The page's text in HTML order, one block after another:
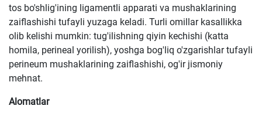
tos bo'shlig'ining ligamentli apparati va mushaklarining
zaiflashishi tufayli yuzaga keladi. Turli omillar kasallikka
olib kelishi mumkin: tug'ilishning qiyin kechishi (katta
homila, perineal yorilish), yoshga bog'liq o'zgarishlar tufayli
perineum mushaklarining zaiflashishi, og'ir jismoniy
mehnat.
Alomatlar